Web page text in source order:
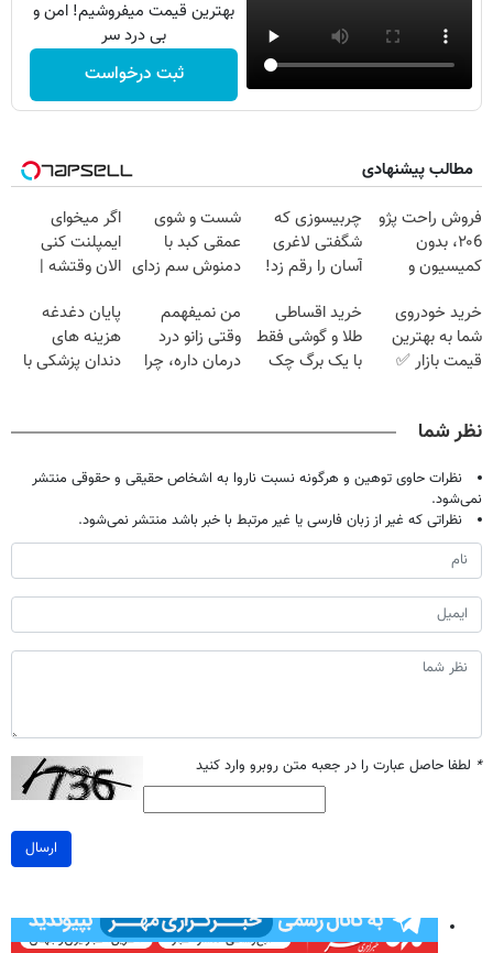
بهترین قیمت میفروشیم! امن و
بی درد سر
ثبت درخواست
مطالب پیشنهادی
فروش راحت پژو
۲۰6، بدون
کمیسیون و
چربیسوزی که
شگفتی لاغری
آسان را رقم زد!
شست و شوی
عمقی کبد با
دمنوش سم زدای
اگر میخوای
ایمپلنت کنی
الان وقتشه |
میلیون تومان!!!
خرید خودروی
شما به بهترین
قیمت بازار ✅
خرید اقساطی
طلا و گوشی فقط
با یک برگ چک
من نمیفهمم
وقتی زانو درد
درمان داره، چرا
پایان دغدغه
هزینه های
دندان پزشکی با
نظر شما
نظرات حاوی توهین و هرگونه نسبت ناروا به اشخاص حقیقی و حقوقی منتشر
نمی‌شود.
نظراتی که غیر از زبان فارسی یا غیر مرتبط با خبر باشد منتشر نمی‌شود.
* لطفا حاصل عبارت را در جعبه متن روبرو وارد کنید
ارسال